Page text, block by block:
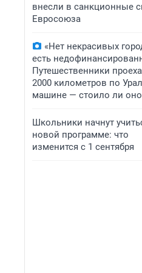
внесли в санкционные
Евросоюза
«Нет некрасивых
есть
Путешественники
2000 километров по
машине — стоило ли оно
Школьники начнут
новой программе: что
изменится с 1 сентября